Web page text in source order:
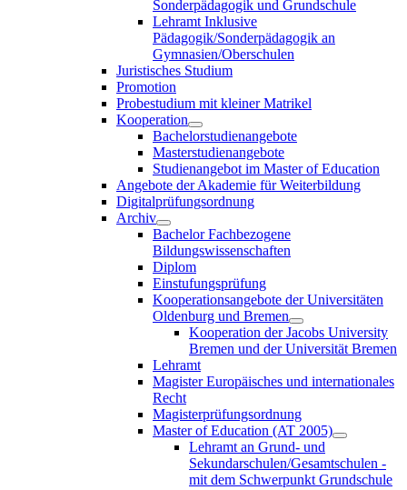
Sonderpädagogik und Grundschule
Lehramt Inklusive
Pädagogik/Sonderpädagogik an
Gymnasien/Oberschulen
Juristisches Studium
Promotion
Probestudium mit kleiner Matrikel
Kooperation
Bachelorstudienangebote
Masterstudienangebote
Studienangebot im Master of Education
Angebote der Akademie für Weiterbildung
Digitalprüfungsordnung
Archiv
Bachelor Fachbezogene
Bildungswissenschaften
Diplom
Einstufungsprüfung
Kooperationsangebote der Universitäten
Oldenburg und Bremen
Kooperation der Jacobs University
Bremen und der Universität Bremen
Lehramt
Magister Europäisches und internationales
Recht
Magisterprüfungsordnung
Master of Education (AT 2005)
Lehramt an Grund- und
Sekundarschulen/Gesamtschulen -
mit dem Schwerpunkt Grundschule